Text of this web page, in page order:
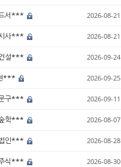
서*** 2026-08-21
사*** 2026-08-21
설*** 2026-09-24
*** 2026-09-25
구*** 2026-09-11
학*** 2026-08-07
인*** 2026-08-28
식*** 2026-08-30